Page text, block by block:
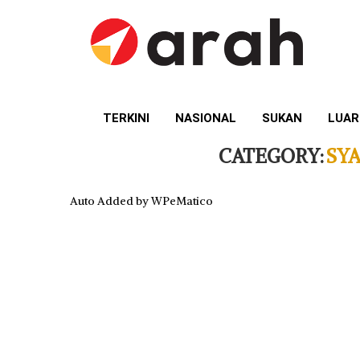
TERKINI NASIONAL SUKAN
CATEGORY:
Auto Added by WPeMatico